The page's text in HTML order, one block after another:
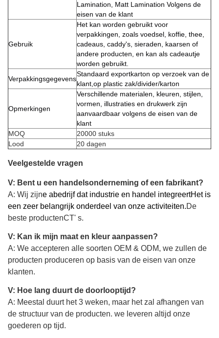
Lamination, Matt Lamination Volgens de
eisen van de klant
Gebruik
Het kan worden gebruikt voor
verpakkingen, zoals voedsel, koffie, thee,
cadeaus, caddy's, sieraden, kaarsen of
andere producten, en kan als cadeautje
worden gebruikt.
Verpakkingsgegevens
Standaard exportkarton op verzoek van de
klant,op plastic zak/divider/karton
Opmerkingen
Verschillende materialen, kleuren, stijlen,
vormen, illustraties en drukwerk zijn
aanvaardbaar volgens de eisen van de
klant
MOQ
20000 stuks
Lood
20 dagen
Veelgestelde vragen
V: Bent u een handelsonderneming of een fabrikant?
A: Wij zijne abedrijf dat industrie en handel integreertHet is
een zeer belangrijk onderdeel van onze activiteiten.De
beste productenCT' s.
V: Kan ik mijn maat en kleur aanpassen?
A: We accepteren alle soorten OEM & ODM, we zullen de
producten produceren op basis van de eisen van onze
klanten.
V: Hoe lang duurt de doorlooptijd?
A: Meestal duurt het 3 weken, maar het zal afhangen van
de structuur van de producten. we leveren altijd onze
goederen op tijd.